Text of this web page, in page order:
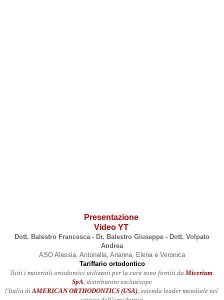
Presentazione
Video YT
Dott. Balestro Francesca - Dr. Balestro Giuseppe - Dott. Volpato
Andrea
ASO Alessia, Antonella, Arianna, Elena e Veronica
Tariffario ortodontico
Tutti i materiali ortodontici utilizzati per la cura sono forniti da Micerium
SpA , distributore esclusivope
l'Italia di AMERICAN ORTHODONTICS (USA) , azienda leader mondiale nel